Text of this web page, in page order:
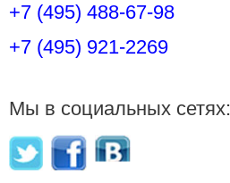
+7 (495) 488-67-98
+7 (495) 921-2269
Мы в социальных сетях: